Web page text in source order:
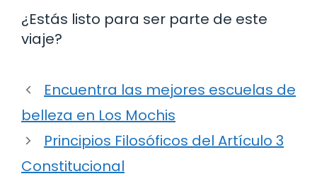
¿Estás listo para ser parte de este
viaje?
Encuentra las mejores escuelas de
belleza en Los Mochis
Principios Filosóficos del Artículo 3
Constitucional